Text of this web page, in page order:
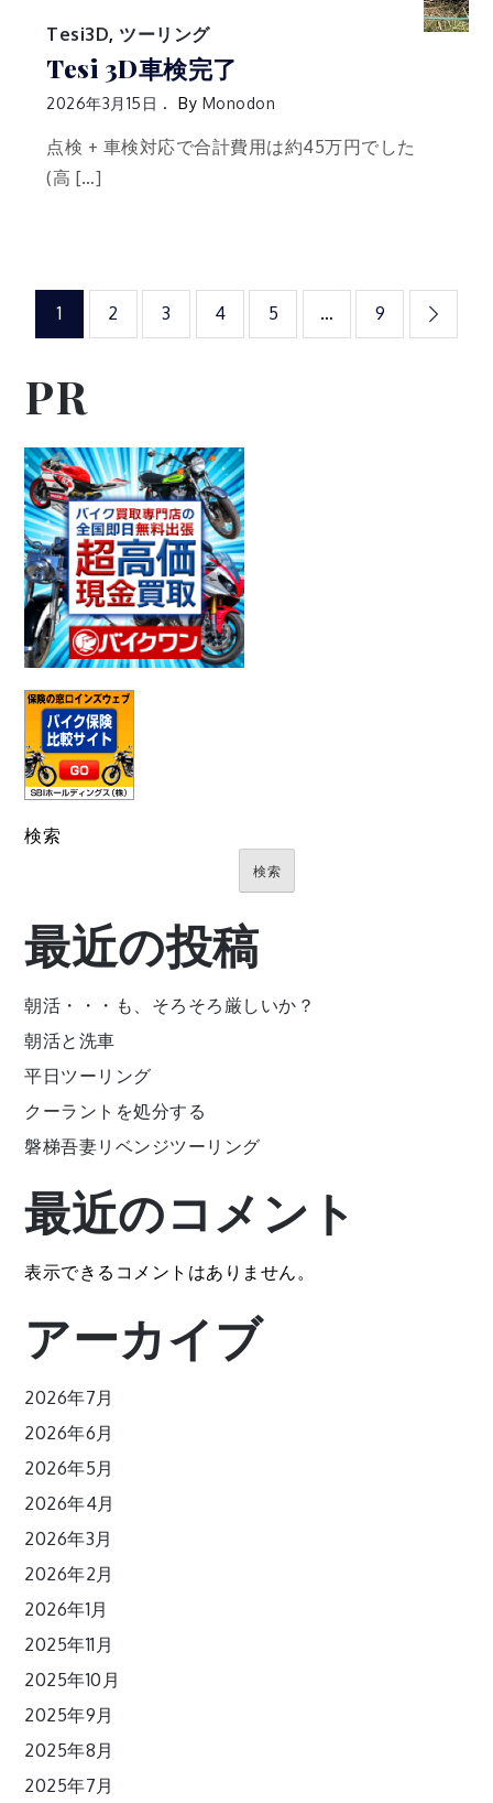
Tesi3D, ツーリング
Tesi 3D車検完了
2026年3月15日 By Monodon
点検 + 車検対応で合計費用は約45万円でした
(高 […]
投
稿
の
ペ
ー
ジ
送
り
1 2 3 4 5 … 9
PR
検索
検索
最近の投稿
朝活・・・も、そろそろ厳しいか？
朝活と洗車
平日ツーリング
クーラントを処分する
磐梯吾妻リベンジツーリング
最近のコメント
表示できるコメントはありません。
アーカイブ
2026年7月
2026年6月
2026年5月
2026年4月
2026年3月
2026年2月
2026年1月
2025年11月
2025年10月
2025年9月
2025年8月
2025年7月